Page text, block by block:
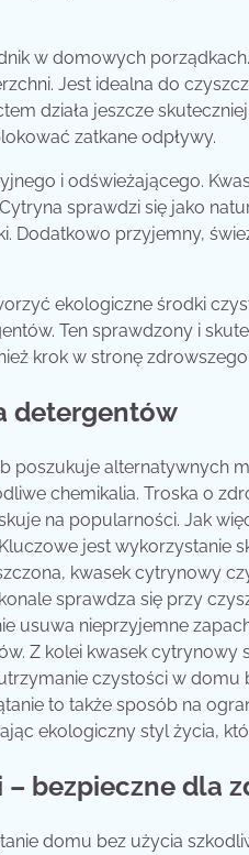
w domowych
Jest idealna do
działa jeszcze
zatkane odpływy.
i odświeżającego.
sprawdzi się jako
przyjemny,
ekologiczne środki
Ten sprawdzony i
krok w stronę
detergentów
poszukuje alternatywnych
chemikalia. Troska o
na popularności. Jak
jest wykorzystanie
kwasek cytrynowy
sprawdza się przy
usuwa nieprzyjemne
Z kolei kwasek cytrynowy
czystości w domu
to także sposób na
ekologiczny styl życia,
bezpieczne dla
domu bez użycia